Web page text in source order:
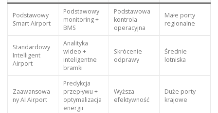
Podstawowy
Smart Airport
Podstawowy
monitoring +
BMS
Podstawowa
kontrola
operacyjna
Małe porty
regionalne
Standardowy
Intelligent
Airport
Analityka
wideo +
inteligentne
bramki
Skrócenie
odprawy
Średnie
lotniska
Zaawansowa
ny AI Airport
Predykcja
przepływu +
optymalizacja
energii
Wyższa
efektywność
Duże porty
krajowe